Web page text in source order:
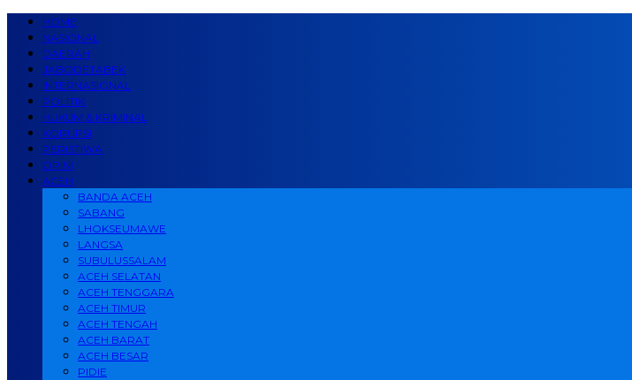
HOME
NASIONAL
DAERAH
JABODETABEK
INTERNASIONAL
POLITIK
HUKUM & KRIMINAL
KORUPSI
PERISTIWA
OPINI
ACEH
BANDA ACEH
SABANG
LHOKSEUMAWE
LANGSA
SUBULUSSALAM
ACEH SELATAN
ACEH TENGGARA
ACEH TIMUR
ACEH TENGAH
ACEH BARAT
ACEH BESAR
PIDIE